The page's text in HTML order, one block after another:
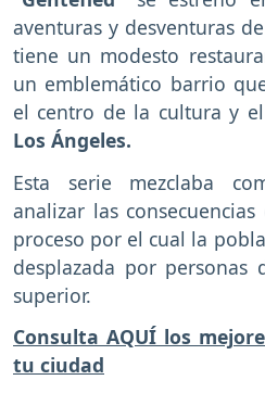
aventuras y desventuras
tiene un modesto
un emblemático barrio
el centro de la cultura y
Los Ángeles.
Esta serie mezclaba
analizar las
proceso por el cual la
desplazada por personas
superior.
Consulta AQUÍ los
tu ciudad